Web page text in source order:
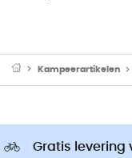
Kampeerartikelen
Gratis levering